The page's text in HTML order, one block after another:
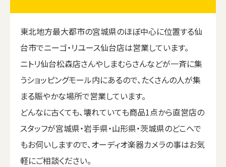
東北地方最大都市の宮城県のほぼ中心に位置する仙
台市でニーゴ・リユース仙台店は営業しています。
ニトリ仙台松森店さんやしまむらさんなどが一斉に集
うショッピングモール内にあるので、たくさんの人が集
まる賑やかな場所で営業しています。
どんなに古くても、壊れていても商品1点から直営店の
スタッフが宮城県・岩手県・山形県・茨城県のどこへで
もお伺いしますので、オーディオ楽器カメラの事はお気
軽にご相談ください。